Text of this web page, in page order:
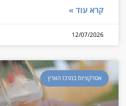
קרא עוד »
12/07/2026
אטרקציות במרכז הארץ